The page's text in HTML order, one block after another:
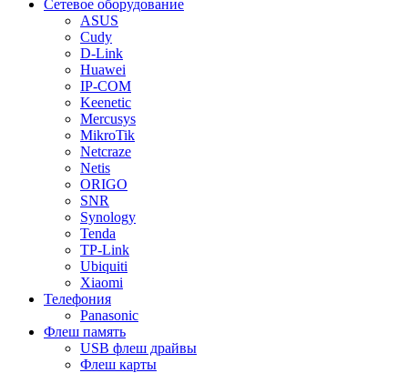
Сетевое оборудование
ASUS
Cudy
D-Link
Huawei
IP-COM
Keenetic
Mercusys
MikroTik
Netcraze
Netis
ORIGO
SNR
Synology
Tenda
TP-Link
Ubiquiti
Xiaomi
Телефония
Panasonic
Флеш память
USB флеш драйвы
Флеш карты